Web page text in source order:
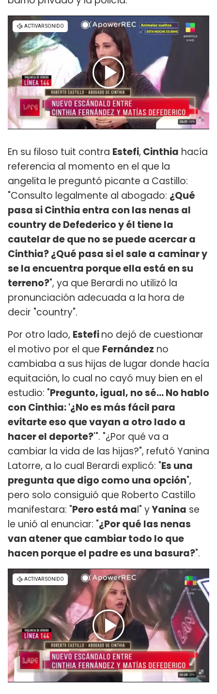
En su filoso tuit contra Estefi, Cinthia hacía
referencia al momento en el que la
angelita le preguntó picante a Castillo:
"Consulto legalmente al abogado: ¿Qué
pasa si Cinthia entra con las nenas al
country de Defederico y él tiene la
cautelar de que no se puede acercar a
Cinthia? ¿Qué pasa si el sale a caminar y
se la encuentra porque ella está en su
terreno?", ya que Berardi no utilizó la
pronunciación adecuada a la hora de
decir "country".
Por otro lado, Estefino dejó de cuestionar
el motivo por el que Fernández no
cambiaba a sus hijas de lugar donde hacía
equitación, lo cual no cayó muy bien en el
estudio: "Pregunto, igual, no sé... No hablo
con Cinthia: '¿No es más fácil para
evitarte eso que vayan a otro lado a
hacer el deporte?'". "¿Por qué va a
cambiar la vida de las hijas?", refutó Yanina
Latorre, a lo cual Berardi explicó: "Es una
pregunta que digo como una opción",
pero solo consiguió que Roberto Castillo
manifestara: "Pero está mal" yYanina se
le unió al enunciar: "¿Por qué las nenas
van atener que cambiar todo lo que
hacen porque el padre es una basura?".